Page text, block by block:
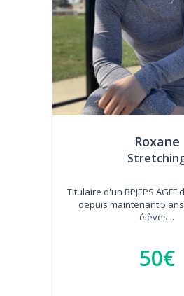
Roxane
Titulaire d'un BPJEPS
depuis maintenant 5
élèves...
50€